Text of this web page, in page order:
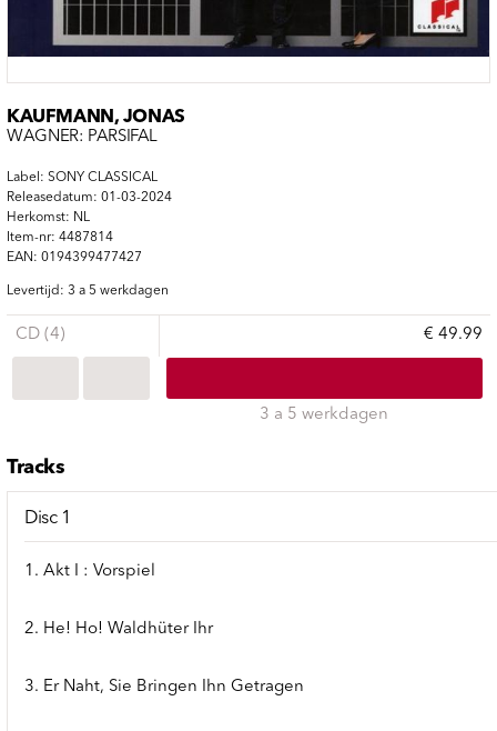
KAUFMANN, JONAS
WAGNER: PARSIFAL
Label: SONY CLASSICAL
Releasedatum: 01-03-2024
Herkomst: NL
Item-nr: 4487814
EAN: 0194399477427
Levertijd: 3 a 5 werkdagen
CD (4) € 49.99
3 a 5 werkdagen
Tracks
Disc 1
1. Akt I : Vorspiel
2. He! Ho! Waldhüter Ihr
3. Er Naht, Sie Bringen Ihn Getragen